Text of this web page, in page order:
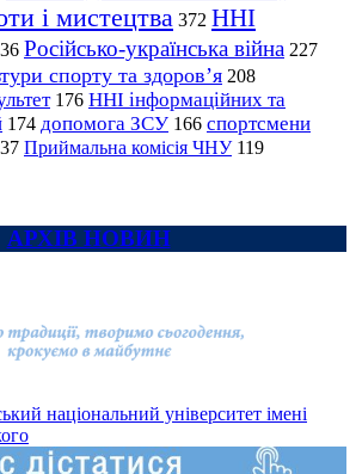
і мистецтва 372 ННІ
Російсько-українська війна 227
спорту та здоров’я 208
176 ННІ інформаційних та
174 допомога ЗСУ 166 спортсмени
Приймальна комісія ЧНУ 119
АРХІВ НОВИН
національний університет імені